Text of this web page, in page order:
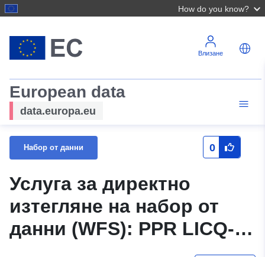
How do you know?
Влизане
European data
data.europa.eu
Набор от данни 0
Услуга за директно
изтегляне на набор от
данни (WFS): PPR LICQ-